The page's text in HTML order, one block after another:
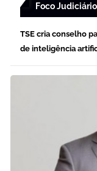
Foco Judiciário
TSE cria conselho
de inteligência